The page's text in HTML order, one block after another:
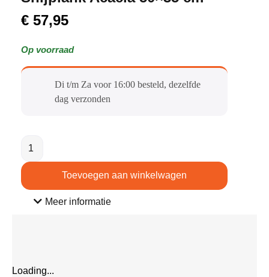
€ 57,95
Op voorraad
Di t/m Za voor 16:00 besteld, dezelfde
dag verzonden​
Toevoegen aan winkelwagen
Meer informatie
Loading...